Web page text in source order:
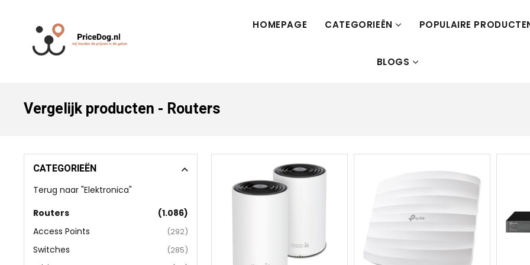
HOMEPAGE CATEGORIEËN POPULAIRE
BLOGS
Vergelijk producten - Routers
CATEGORIEËN
Terug naar "Elektronica"
Routers
(1.086)
Access Points
(292)
Switches (285)